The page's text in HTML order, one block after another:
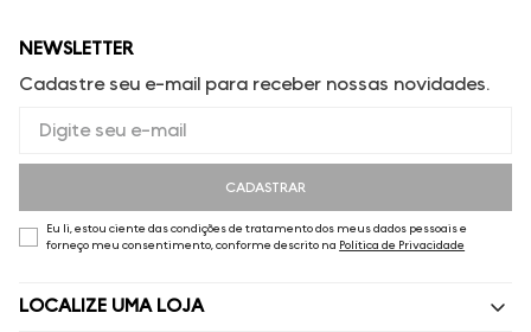
NEWSLETTER
Cadastre seu e-mail para receber nossas novidades.
CADASTRAR
Eu li, estou ciente das condições de tratamento dos meus dados pessoais e
forneço meu consentimento, conforme descrito na Política de Privacidade
LOCALIZE UMA LOJA